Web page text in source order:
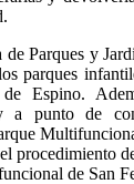
Parques y
parques
Espino.
a punto de
procedimiento
de San